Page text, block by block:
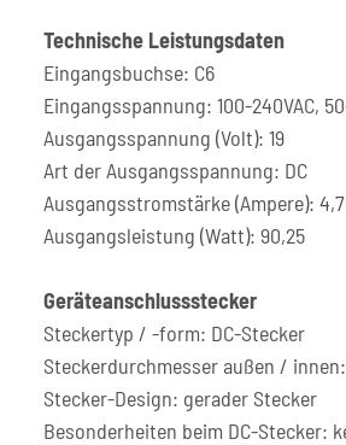
Technische Leistungsdaten
Eingangsbuchse: C6
Eingangsspannung: 100-240VAC,
Ausgangsspannung (Volt): 19
Art der Ausgangsspannung: DC
Ausgangsstromstärke (Ampere):
Ausgangsleistung (Watt): 90,25
Geräteanschlussstecker
Steckertyp / -form: DC-Stecker
Steckerdurchmesser außen /
Stecker-Design: gerader Stecker
Besonderheiten beim DC-Stecker: